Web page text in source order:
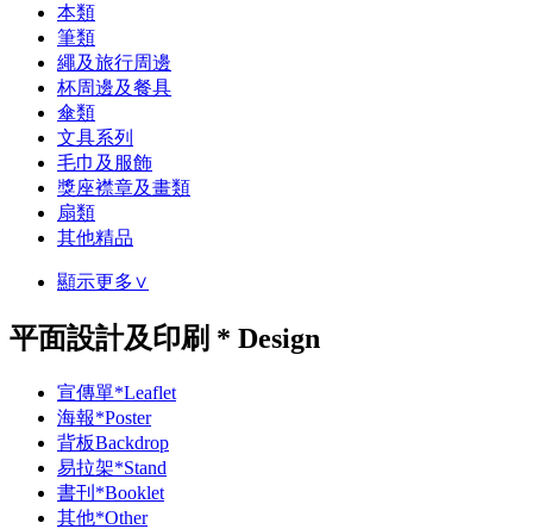
本類
筆類
繩及旅行周邊
杯周邊及餐具
傘類
文具系列
毛巾及服飾
獎座襟章及畫類
扇類
其他精品
顯示更多∨
平面設計及印刷 * Design
宣傳單*Leaflet
海報*Poster
背板Backdrop
易拉架*Stand
書刊*Booklet
其他*Other